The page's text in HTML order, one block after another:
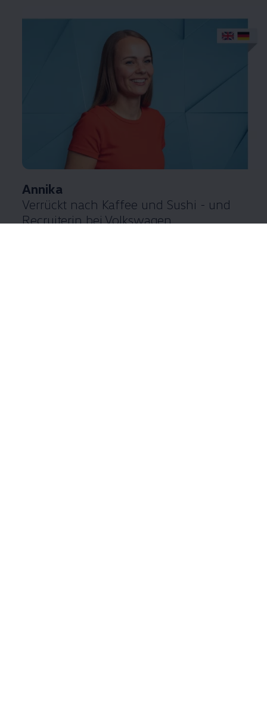
Annika
Verrückt nach Kaffee und Sushi - und
Recruiterin beiVolkswagen